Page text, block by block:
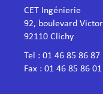
CET Ingénierie
92, boulevard
​92110 Clichy
Tel : 01 46 85 86 87
Fax : 01 46 85 86 01